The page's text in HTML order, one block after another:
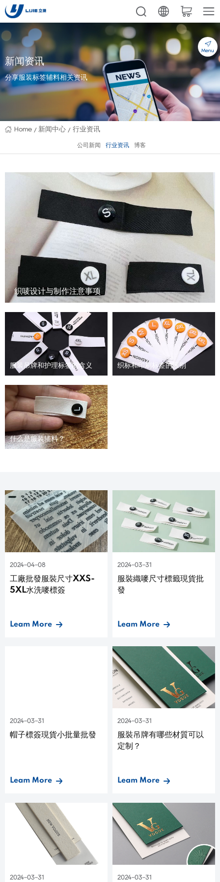
新闻资讯
分享服装标签辅料相关资讯
Home 新闻中心 行业资讯
公司新闻 行业资讯 博客
织唛设计与制作注意事项
服装吊牌和护理标签的含义 织标和印刷标签的区别
什么是服装辅料？
2024-04-08
工廠批發服裝尺寸XXS-
5XL水洗嘜標簽
Leam More
2024-03-31
服裝織嘜尺寸標籤現貨批
發
Leam More
2024-03-31
帽子標簽現貨小批量批發
Leam More
2024-03-31
服裝吊牌有哪些材質可以
定制？
Leam More
2024-03-31 2024-03-31
Menu